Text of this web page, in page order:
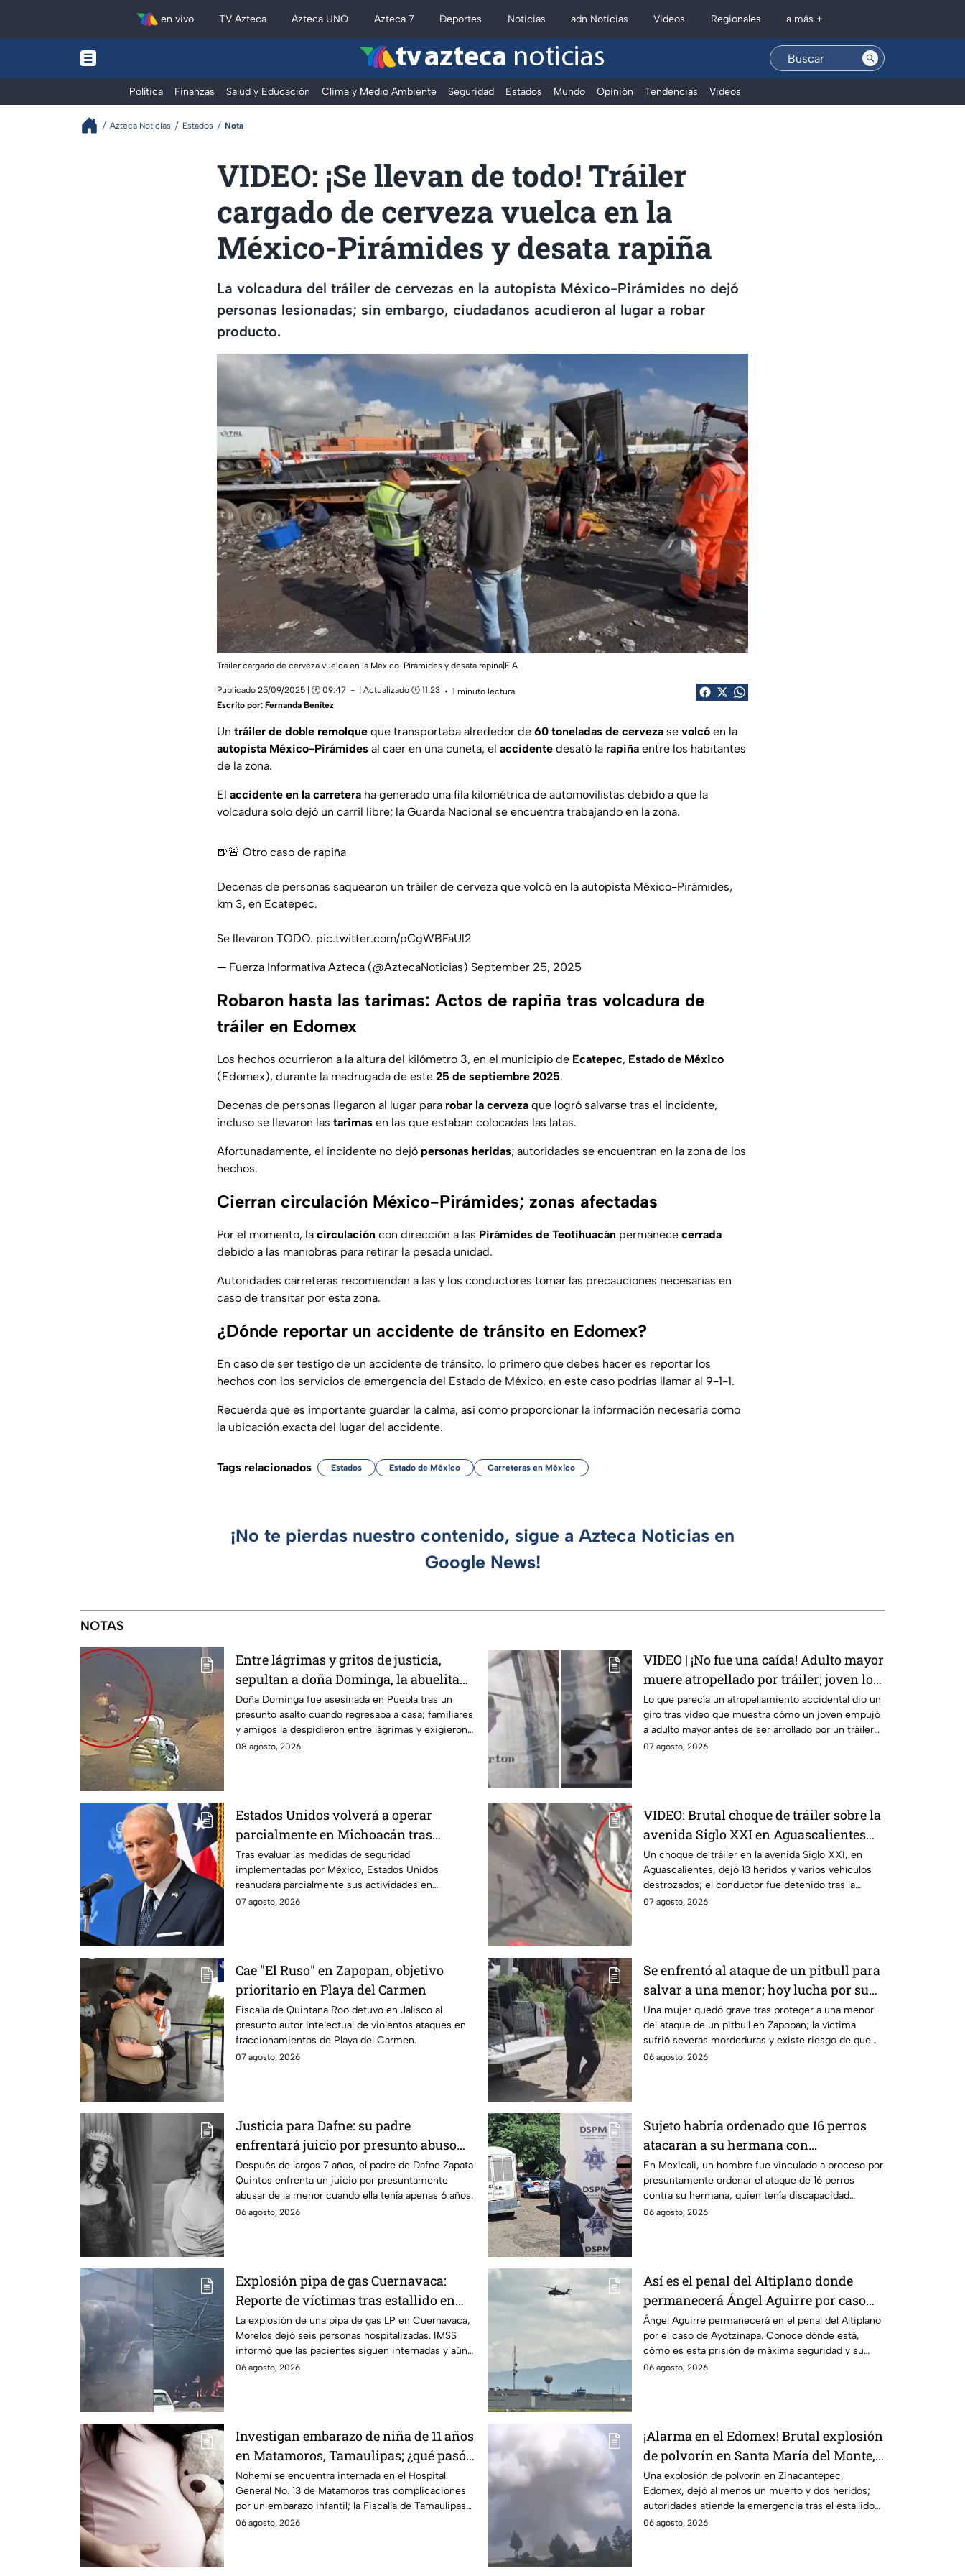
en vivo TV Azteca Azteca UNO Azteca 7 Deportes Noticias adn Noticias Videos Regionales a más +
tv azteca noticias
Política Finanzas Salud y Educación Clima y Medio Ambiente Seguridad Estados Mundo Opinión Tendencias Videos
Azteca Noticias Estados Nota
VIDEO: ¡Se llevan de todo! Tráiler
cargado de cerveza vuelca en la
México-Pirámides y desata rapiña
La volcadura del tráiler de cervezas en la autopista México-Pirámides no dejó
personas lesionadas; sin embargo, ciudadanos acudieron al lugar a robar
producto.
Tráiler cargado de cerveza vuelca en la México-Pirámides y desata rapiña|FIA
Publicado 25/09/2025 | 🕑 09:47 | Actualizado 🕑 11:23
1 minuto lectura
Escrito por: Fernanda Benítez
Un tráiler de doble remolque que transportaba alrededor de 60 toneladas de cerveza se volcó en la
autopista México-Pirámides al caer en una cuneta, el accidente desató la rapiña entre los habitantes
de la zona.
El accidente en la carretera ha generado una fila kilométrica de automovilistas debido a que la
volcadura solo dejó un carril libre; la Guarda Nacional se encuentra trabajando en la zona.
🍺🚨 Otro caso de rapiña
Decenas de personas saquearon un tráiler de cerveza que volcó en la autopista México-Pirámides,
km 3, en Ecatepec.
Se llevaron TODO. pic.twitter.com/pCgWBFaUl2
— Fuerza Informativa Azteca (@AztecaNoticias) September 25, 2025
Robaron hasta las tarimas: Actos de rapiña tras volcadura de
tráiler en Edomex
Los hechos ocurrieron a la altura del kilómetro 3, en el municipio de Ecatepec, Estado de México
(Edomex), durante la madrugada de este 25 de septiembre 2025.
Decenas de personas llegaron al lugar para robar la cerveza que logró salvarse tras el incidente,
incluso se llevaron las tarimas en las que estaban colocadas las latas.
Afortunadamente, el incidente no dejó personas heridas; autoridades se encuentran en la zona de los
hechos.
Cierran circulación México-Pirámides; zonas afectadas
Por el momento, la circulación con dirección a las Pirámides de Teotihuacán permanece cerrada
debido a las maniobras para retirar la pesada unidad.
Autoridades carreteras recomiendan a las y los conductores tomar las precauciones necesarias en
caso de transitar por esta zona.
¿Dónde reportar un accidente de tránsito en Edomex?
En caso de ser testigo de un accidente de tránsito, lo primero que debes hacer es reportar los
hechos con los servicios de emergencia del Estado de México, en este caso podrías llamar al 9-1-1.
Recuerda que es importante guardar la calma, así como proporcionar la información necesaria como
la ubicación exacta del lugar del accidente.
Tags relacionados Estados Estado de México Carreteras en México
¡No te pierdas nuestro contenido, sigue a Azteca Noticias en
Google News!
NOTAS
Entre lágrimas y gritos de justicia,
sepultan a doña Dominga, la abuelita
asesinada tras asalto en Amozoc,
Puebla
Doña Dominga fue asesinada en Puebla tras un
presunto asalto cuando regresaba a casa; familiares
y amigos la despidieron entre lágrimas y exigieron
justicia.
08 agosto, 2026
VIDEO | ¡No fue una caída! Adulto mayor
muere atropellado por tráiler; joven lo
empujó en Monterrey
Lo que parecía un atropellamiento accidental dio un
giro tras video que muestra cómo un joven empujó
a adulto mayor antes de ser arrollado por un tráiler
en Monterrey.
07 agosto, 2026
Estados Unidos volverá a operar
parcialmente en Michoacán tras
suspensión por motivos de seguridad
Tras evaluar las medidas de seguridad
implementadas por México, Estados Unidos
reanudará parcialmente sus actividades en
Michoacán a partir del 8 de agosto.
07 agosto, 2026
VIDEO: Brutal choque de tráiler sobre la
avenida Siglo XXI en Aguascalientes
deja varios heridos y destrozos
Un choque de tráiler en la avenida Siglo XXI, en
Aguascalientes, dejó 13 heridos y varios vehículos
destrozados; el conductor fue detenido tras la
carambola.
07 agosto, 2026
Cae "El Ruso" en Zapopan, objetivo
prioritario en Playa del Carmen
Fiscalía de Quintana Roo detuvo en Jalisco al
presunto autor intelectual de violentos ataques en
fraccionamientos de Playa del Carmen.
07 agosto, 2026
Se enfrentó al ataque de un pitbull para
salvar a una menor; hoy lucha por su
vida en Zapopan
Una mujer quedó grave tras proteger a una menor
del ataque de un pitbull en Zapopan; la víctima
sufrió severas mordeduras y existe riesgo de que
pierda un brazo.
06 agosto, 2026
Justicia para Dafne: su padre
enfrentará juicio por presunto abuso
cometido en 2019 en Tamaulipas
Después de largos 7 años, el padre de Dafne Zapata
Quintos enfrenta un juicio por presuntamente
abusar de la menor cuando ella tenía apenas 6 años.
06 agosto, 2026
Sujeto habría ordenado que 16 perros
atacaran a su hermana con
discapacidad en Mexicali, BC
En Mexicali, un hombre fue vinculado a proceso por
presuntamente ordenar el ataque de 16 perros
contra su hermana, quien tenía discapacidad
auditiva.
06 agosto, 2026
Explosión pipa de gas Cuernavaca:
Reporte de víctimas tras estallido en
Morelos
La explosión de una pipa de gas LP en Cuernavaca,
Morelos dejó seis personas hospitalizadas. IMSS
informó que las pacientes siguen internadas y aún
no hay parte médico.
06 agosto, 2026
Así es el penal del Altiplano donde
permanecerá Ángel Aguirre por caso
Ayotzinapa
Ángel Aguirre permanecerá en el penal del Altiplano
por el caso de Ayotzinapa. Conoce dónde está,
cómo es esta prisión de máxima seguridad y su
historia.
06 agosto, 2026
Investigan embarazo de niña de 11 años
en Matamoros, Tamaulipas; ¿qué pasó
con Nohemí?
Nohemí se encuentra internada en el Hospital
General No. 13 de Matamoros tras complicaciones
por un embarazo infantil; la Fiscalía de Tamaulipas
ya investiga.
06 agosto, 2026
¡Alarma en el Edomex! Brutal explosión
de polvorín en Santa María del Monte,
Zinacantepec; reportan al menos un
muerto y heridos
Una explosión de polvorín en Zinacantepec,
Edomex, dejó al menos un muerto y dos heridos;
autoridades atiende la emergencia tras el estallido
de un taller clandestino.
06 agosto, 2026